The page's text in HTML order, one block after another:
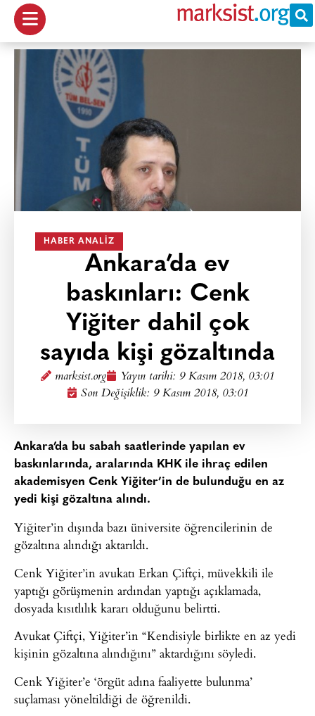
HABER ANALIZ
Ankara’da ev
baskınları: Cenk
Yiğiter dahil çok
sayıda kişi gözaltında
marksist.org Yayın tarihi: 9 Kasım 2018, 03:01
Son Değişiklik: 9 Kasım 2018, 03:01
Ankara’da bu sabah saatlerinde yapılan ev
baskınlarında, aralarında KHK ile ihraç edilen
akademisyen Cenk Yiğiter’in de bulunduğu en az
yedi kişi gözaltına alındı.
Yiğiter’in dışında bazı üniversite öğrencilerinin de
gözaltına alındığı aktarıldı.
Cenk Yiğiter’in avukatı Erkan Çiftçi, müvekkili ile
yaptığı görüşmenin ardından yaptığı açıklamada,
dosyada kısıtlılık kararı olduğunu belirtti.
Avukat Çiftçi, Yiğiter’in “Kendisiyle birlikte en az yedi
kişinin gözaltına alındığını” aktardığını söyledi.
Cenk Yiğiter’e ‘örgüt adına faaliyette bulunma’
suçlaması yöneltildiği de öğrenildi.